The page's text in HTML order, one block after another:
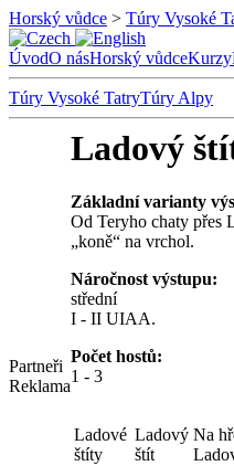
Horský vůdce > Túry Vysoké
ÚvodO násHorský vůdceKurzy
Túry Vysoké TatryTúry Alpy
Partneři
Reklama
Ladový
Základní varianty
Od Teryho chaty přes
„koně“ na vrchol.
Náročnost výstupu:
střední
I - II UIAA.
Počet hostů:
1 - 3
Ladové
štíty
Ladový
štít
Na